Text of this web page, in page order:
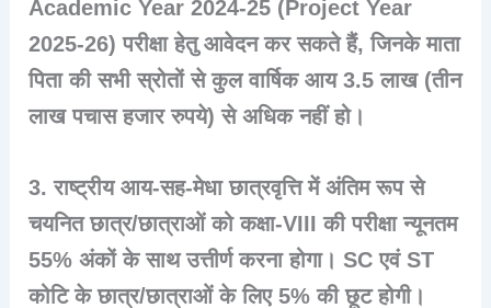
Academic Year 2024-25 (Project Year
2025-26) परीक्षा हेतु आवेदन कर सकते हैं, जिनके माता
पिता की सभी स्रोतों से कुल वार्षिक आय 3.5 लाख (तीन
लाख पचास हजार रुपये) से अधिक नहीं हो।
3. राष्ट्रीय आय-सह-मेधा छात्रवृत्ति में अंतिम रूप से
चयनित छात्र/छात्राओं को कक्षा-VIII की परीक्षा न्यूनतम
55% अंकों के साथ उत्तीर्ण करना होगा। SC एवं ST
कोटि के छात्र/छात्राओं के लिए 5% की छूट होगी।